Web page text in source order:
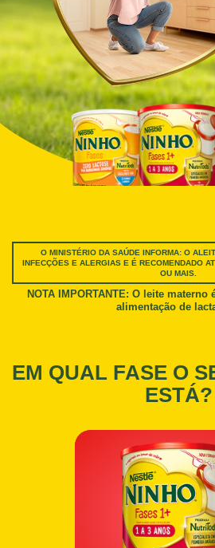
O MINISTÉRIO DA SAÚDE INFORMA: O
INFECÇÕES E ALERGIAS E É RECOMENDADO
OU MAIS.
NOTA IMPORTANTE: O leite materno
alimentação de
EM QUAL FASE O
ESTÁ?